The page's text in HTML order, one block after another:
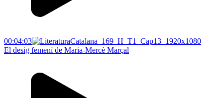
00:04:03
El desig femení de Maria-Mercè Marçal